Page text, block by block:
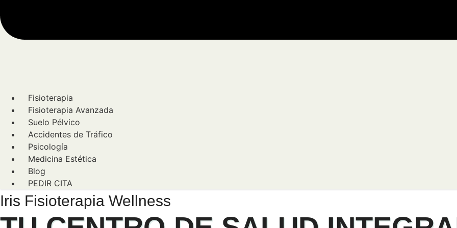
Fisioterapia
Fisioterapia Avanzada
Suelo Pélvico
Accidentes de Tráfico
Psicología
Medicina Estética
Blog
PEDIR CITA
Iris Fisioterapia Wellness